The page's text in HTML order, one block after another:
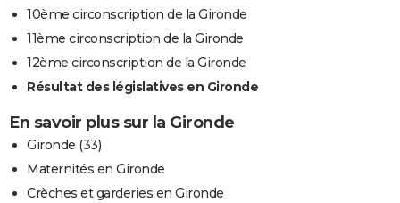
10ème circonscription de la Gironde
11ème circonscription de la Gironde
12ème circonscription de la Gironde
Résultat des législatives en Gironde
En savoir plus sur la Gironde
Gironde (33)
Maternités en Gironde
Crèches et garderies en Gironde